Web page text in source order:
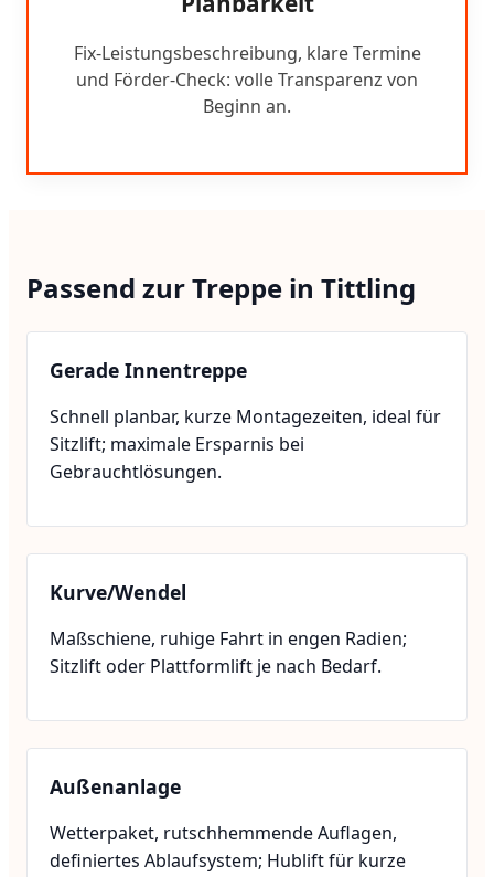
Fix-Leistungsbeschreibung, klare Termine
und Förder-Check: volle Transparenz von
Beginn an.
Passend zur Treppe in Tittling
Gerade Innentreppe
Schnell planbar, kurze Montagezeiten, ideal für
Sitzlift; maximale Ersparnis bei
Gebrauchtlösungen.
Kurve/Wendel
Maßschiene, ruhige Fahrt in engen Radien;
Sitzlift oder Plattformlift je nach Bedarf.
Außenanlage
Wetterpaket, rutschhemmende Auflagen,
definiertes Ablaufsystem; Hublift für kurze